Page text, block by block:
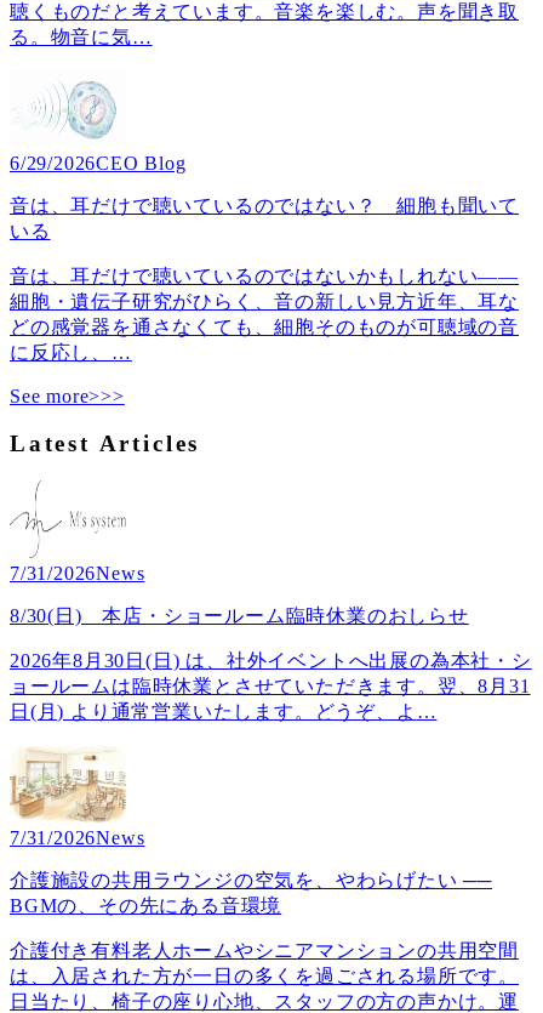
聴くものだと考えています。音楽を楽しむ。声を聞き取
る。物音に気…
6/29/2026CEO Blog
音は、耳だけで聴いているのではない？ 細胞も聞いて
いる
音は、耳だけで聴いているのではないかもしれない――
細胞・遺伝子研究がひらく、音の新しい見方近年、耳な
どの感覚器を通さなくても、細胞そのものが可聴域の音
に反応し、 …
See more>>>
Latest Articles
7/31/2026News
8/30(日) 本店・ショールーム臨時休業のおしらせ
2026年8月30日(日) は、社外イベントへ出展の為本社・シ
ョールームは臨時休業とさせていただきます。翌、8月31
日(月) より通常営業いたします。どうぞ、よ …
7/31/2026News
介護施設の共用ラウンジの空気を、やわらげたい ──
BGMの、その先にある音環境
介護付き有料老人ホームやシニアマンションの共用空間
は、入居された方が一日の多くを過ごされる場所です。
日当たり、椅子の座り心地、スタッフの方の声かけ。運